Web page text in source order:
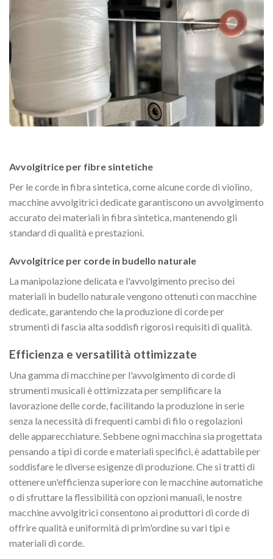
Avvolgitrice per fibre sintetiche
Per le corde in fibra sintetica, come alcune corde di violino,
macchine avvolgitrici dedicate garantiscono un avvolgimento
accurato dei materiali in fibra sintetica, mantenendo gli
standard di qualità e prestazioni.
Avvolgitrice per corde in budello naturale
La manipolazione delicata e l'avvolgimento preciso dei
materiali in budello naturale vengono ottenuti con macchine
dedicate, garantendo che la produzione di corde per
strumenti di fascia alta soddisfi rigorosi requisiti di qualità.
Efficienza e versatilità ottimizzate
Una gamma di macchine per l'avvolgimento di corde di
strumenti musicali è ottimizzata per semplificare la
lavorazione delle corde, facilitando la produzione in serie
senza la necessità di frequenti cambi di filo o regolazioni
delle apparecchiature. Sebbene ogni macchina sia progettata
pensando a tipi di corde e materiali specifici, è adattabile per
soddisfare le diverse esigenze di produzione. Che si tratti di
ottenere un'efficienza superiore con le macchine automatiche
o di sfruttare la flessibilità con opzioni manuali, le nostre
macchine avvolgitrici consentono ai produttori di corde di
offrire qualità e uniformità di prim'ordine su vari tipi e
materiali di corde.